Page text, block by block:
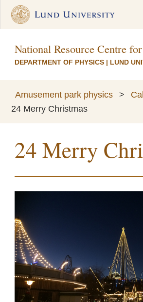
National Resource Centre
DEPARTMENT OF PHYSICS | LUND
Amusement park physics >
24 Merry Christmas
24 Merry